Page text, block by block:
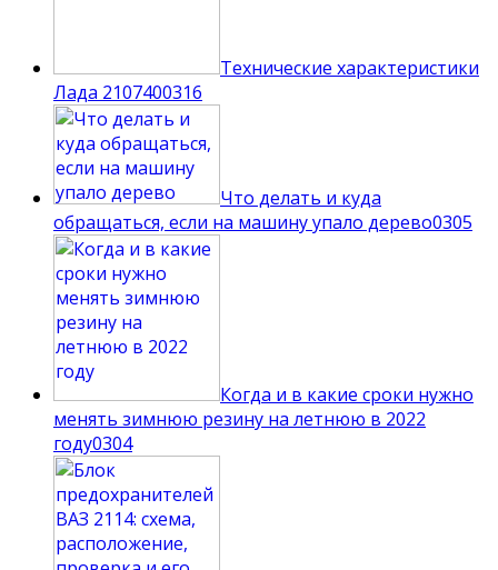
Технические характеристики
Лада 2107400316
Что делать и куда
обращаться, если на машину упало дерево0305
Когда и в какие сроки нужно
менять зимнюю резину на летнюю в 2022
году0304